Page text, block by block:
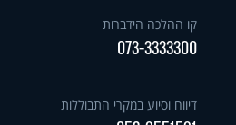
קו ההלכה הידברות
073-3333300
דיווח וסיוע במקרי התבוללות